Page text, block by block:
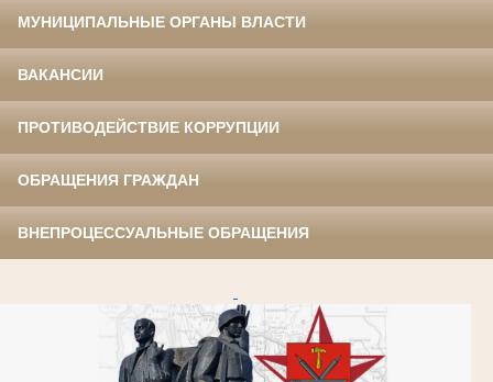
МУНИЦИПАЛЬНЫЕ ОРГАНЫ ВЛАСТИ
ВАКАНСИИ
ПРОТИВОДЕЙСТВИЕ КОРРУПЦИИ
ОБРАЩЕНИЯ ГРАЖДАН
ВНЕПРОЦЕССУАЛЬНЫЕ ОБРАЩЕНИЯ